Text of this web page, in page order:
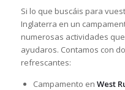
Si lo que buscáis para
Inglaterra en un
numerosas actividades
ayudaros. Contamos con
refrescantes:
Campamento en West